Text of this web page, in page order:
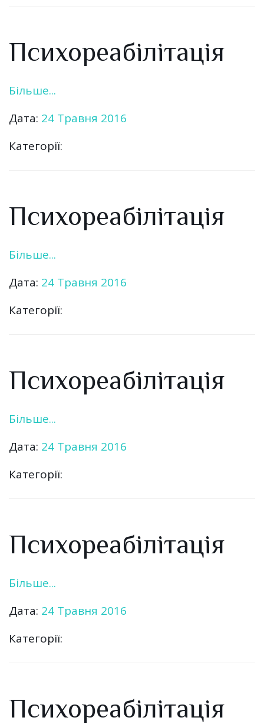
Психореабілітація
Більше...
Дата: 24 Травня 2016
Категорії:
Психореабілітація
Більше...
Дата: 24 Травня 2016
Категорії:
Психореабілітація
Більше...
Дата: 24 Травня 2016
Категорії:
Психореабілітація
Більше...
Дата: 24 Травня 2016
Категорії:
Психореабілітація